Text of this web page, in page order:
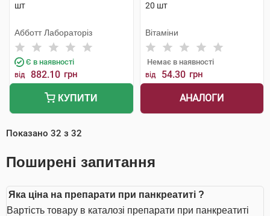
шт
Абботт Лабораторіз
Є в наявності
від 882.10 грн
КУПИТИ
20 шт
Вітаміни
Немає в наявності
від 54.30 грн
АНАЛОГИ
Показано 32 з 32
Поширені запитання
Яка ціна на препарати при панкреатиті ?
Вартість товару в каталозі препарати при панкреатиті